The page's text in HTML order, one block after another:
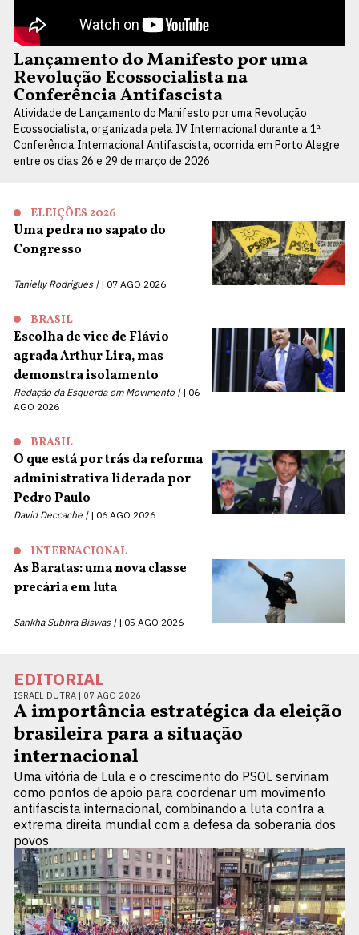
Lançamento do Manifesto por uma
Revolução Ecossocialista na
Conferência Antifascista
Atividade de Lançamento do Manifesto por uma Revolução
Ecossocialista, organizada pela IV Internacional durante a 1ª
Conferência Internacional Antifascista, ocorrida em Porto Alegre
entre os dias 26 e 29 de março de 2026
ELEIÇÕES 2026
Uma pedra no sapato do
Congresso
Tanielly Rodrigues | 07 AGO 2026
BRASIL
Escolha de vice de Flávio
agrada Arthur Lira, mas
demonstra isolamento
Redação da Esquerda em Movimento |
06
AGO 2026
BRASIL
O que está por trás da reforma
administrativa liderada por
Pedro Paulo
David Deccache | 06 AGO 2026
INTERNACIONAL
As Baratas: uma nova classe
precária em luta
Sankha Subhra Biswas | 05 AGO 2026
EDITORIAL
ISRAEL DUTRA | 07 AGO 2026
A importância estratégica da eleição
brasileira para a situação
internacional
Uma vitória de Lula e o crescimento do PSOL serviriam
como pontos de apoio para coordenar um movimento
antifascista internacional, combinando a luta contra a
extrema direita mundial com a defesa da soberania dos
povos